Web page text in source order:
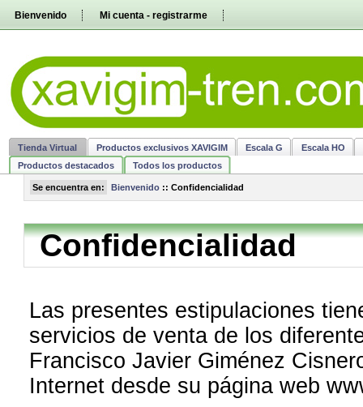
directamente
Bienvenido Mi cuenta - registrarme
Tienda Virtual Productos exclusivos XAVIGIM Escala G Escala HO
Productos destacados
Todos los productos
Se encuentra en: Bienvenido ::Confidencialidad
Confidencialidad
Las presentes estipulaciones
servicios de venta de los
Francisco Javier Giménez
Internet desde su página web